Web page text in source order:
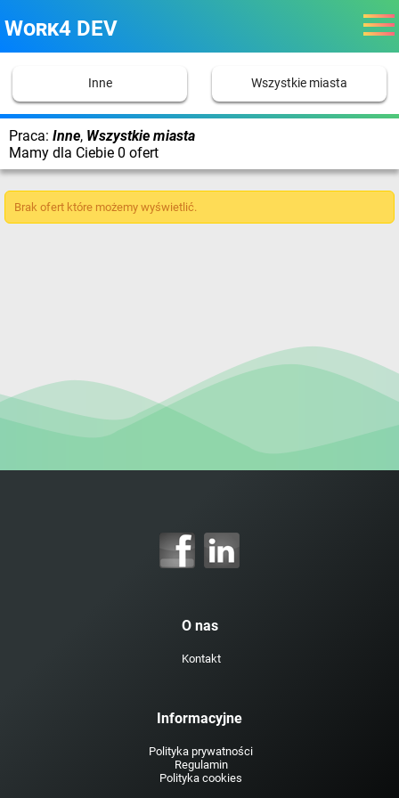
Work4 DEV
Inne Wszystkie miasta
Praca: Inne, Wszystkie miasta
Mamy dla Ciebie 0 ofert
Brak ofert które możemy wyświetlić.
O nas
Kontakt
Informacyjne
Polityka prywatności
Regulamin
Polityka cookies